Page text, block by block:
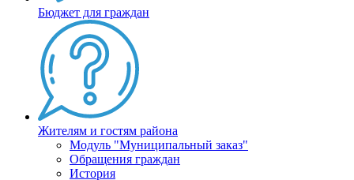
Бюджет для граждан
Жителям и гостям района
Модуль "Муниципальный заказ"
Обращения граждан
История